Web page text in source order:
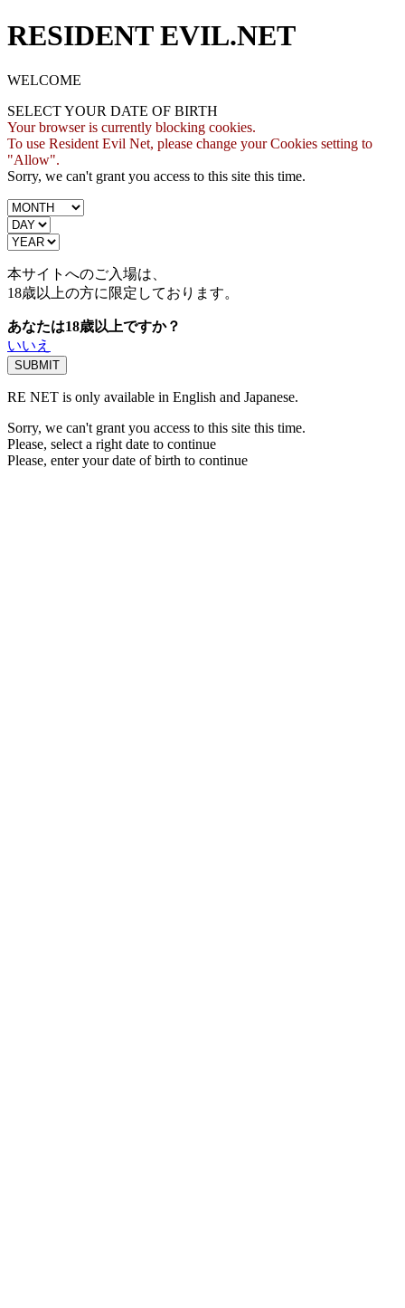
RESIDENT EVIL.NET
WELCOME
SELECT YOUR DATE OF BIRTH
Your browser is currently blocking cookies.
To use Resident Evil Net, please change your Cookies setting to
"Allow".
Sorry, we can't grant you access to this site this time.
本サイトへのご入場は、
18歳以上の方に限定しております。
あなたは18歳以上ですか？
いいえ
RE NET is only available in English and Japanese.
Sorry, we can't grant you access to this site this time.
Please, select a right date to continue
Please, enter your date of birth to continue